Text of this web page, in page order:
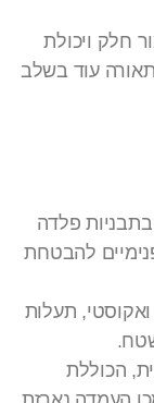
חלק ויכולת
עוד בשלב
בתבניות פלדה
להבטחת
תעלות
הכוללת